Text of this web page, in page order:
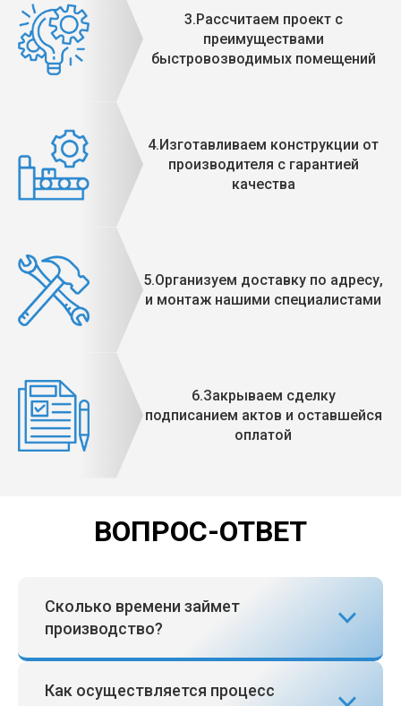
3.Рассчитаем проект с
преимуществами
быстровозводимых помещений
4.Изготавливаем конструкции от
производителя с гарантией
качества
5.Организуем доставку по адресу,
и монтаж нашими специалистами
6.Закрываем сделку
подписанием актов и оставшейся
оплатой
ВОПРОС-ОТВЕТ
Сколько времени займет
производство?
Как осуществляется процесс